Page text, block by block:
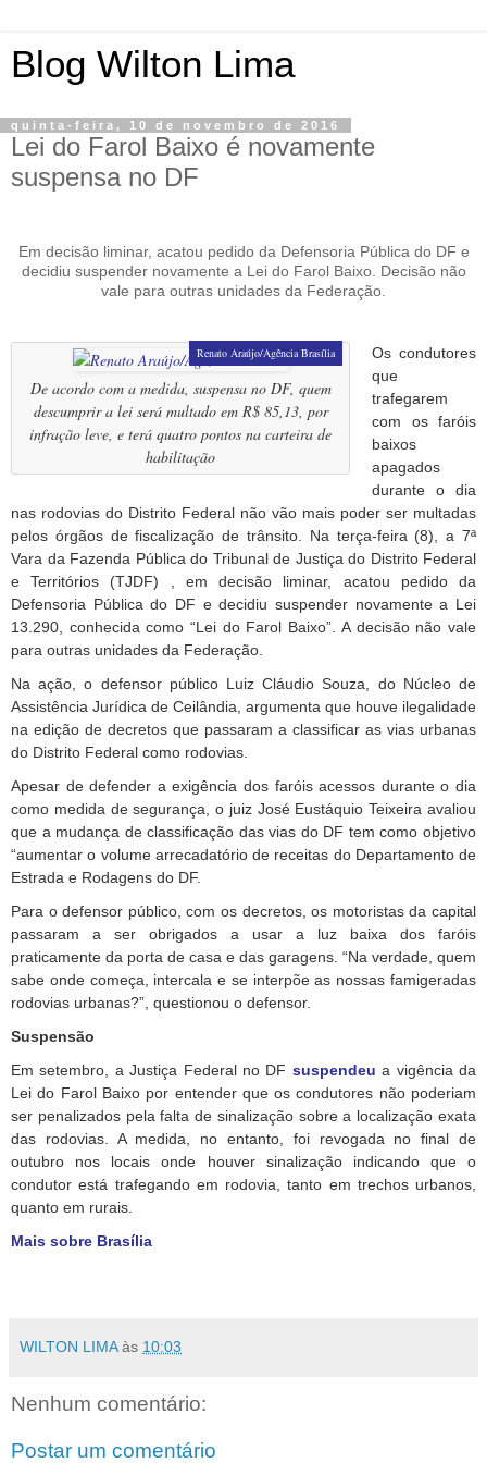
Blog Wilton Lima
quinta-feira, 10 de novembro de 2016
Lei do Farol Baixo é novamente
suspensa no DF
Em decisão liminar, acatou pedido da Defensoria Pública do DF e
decidiu suspender novamente a Lei do Farol Baixo. Decisão não
vale para outras unidades da Federação.
Renato Araújo/Agência Brasília
De acordo com a medida, suspensa no DF, quem
descumprir a lei será multado em R$ 85,13, por
infração leve, e terá quatro pontos na carteira de
habilitação
Os condutores
que
trafegarem
com os faróis
baixos
apagados
durante o dia
nas rodovias do Distrito Federal não vão mais poder ser multadas
pelos órgãos de fiscalização de trânsito. Na terça-feira (8), a 7ª
Vara da Fazenda Pública do Tribunal de Justiça do Distrito Federal
e Territórios (TJDF) , em decisão liminar, acatou pedido da
Defensoria Pública do DF e decidiu suspender novamente a Lei
13.290, conhecida como “Lei do Farol Baixo”. A decisão não vale
para outras unidades da Federação.
Na ação, o defensor público Luiz Cláudio Souza, do Núcleo de
Assistência Jurídica de Ceilândia, argumenta que houve ilegalidade
na edição de decretos que passaram a classificar as vias urbanas
do Distrito Federal como rodovias.
Apesar de defender a exigência dos faróis acessos durante o dia
como medida de segurança, o juiz José Eustáquio Teixeira avaliou
que a mudança de classificação das vias do DF tem como objetivo
“aumentar o volume arrecadatório de receitas do Departamento de
Estrada e Rodagens do DF.
Para o defensor público, com os decretos, os motoristas da capital
passaram a ser obrigados a usar a luz baixa dos faróis
praticamente da porta de casa e das garagens. “Na verdade, quem
sabe onde começa, intercala e se interpõe as nossas famigeradas
rodovias urbanas?”, questionou o defensor.
Suspensão
Em setembro, a Justiça Federal no DF suspendeu a vigência da
Lei do Farol Baixo por entender que os condutores não poderiam
ser penalizados pela falta de sinalização sobre a localização exata
das rodovias. A medida, no entanto, foi revogada no final de
outubro nos locais onde houver sinalização indicando que o
condutor está trafegando em rodovia, tanto em trechos urbanos,
quanto em rurais.
Mais sobre Brasília
WILTON LIMA às 10:03
Nenhum comentário:
Postar um comentário